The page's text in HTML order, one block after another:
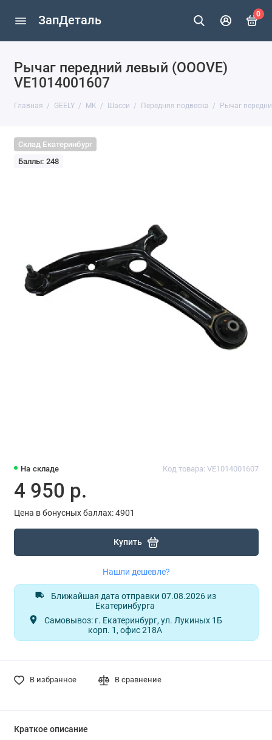
ЗапДеталь 0
Рычаг передний левый (OOOVE)
VE1014001607
Главная GEELY MK Шасси Передняя подвеска Рычаг
Склад Екатеринбург
Баллы: 248
На складе Код товара: VE1014001607
4 950 р.
Цена в бонусных баллах: 4901
Купить
Нашли дешевле?
Ближайшая дата отправки 07.08.2026 из
Екатеринбурга
Самовывоз: г. Екатеринбург, ул. Лукиных 1Б
корп. 1, офис 218А
В избранное В сравнение
Краткое описание